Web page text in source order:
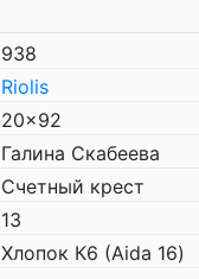
938
Riolis
20x92
Галина Скабеева
Счетный крест
13
Хлопок К6 (Aida 16)